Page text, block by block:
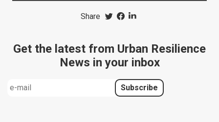
Share
Get the latest from Urban Resilience
News in your inbox